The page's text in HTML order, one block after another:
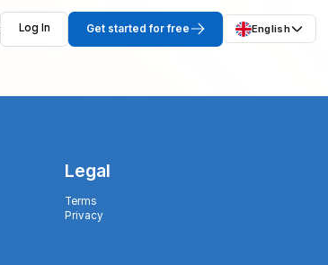
Log In Get started for free English
Legal
Terms
Privacy